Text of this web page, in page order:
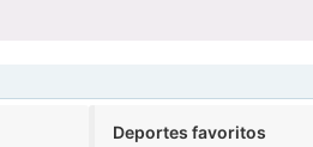
Deportes favoritos